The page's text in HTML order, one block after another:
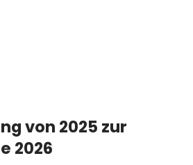
von 2025 zur
2026